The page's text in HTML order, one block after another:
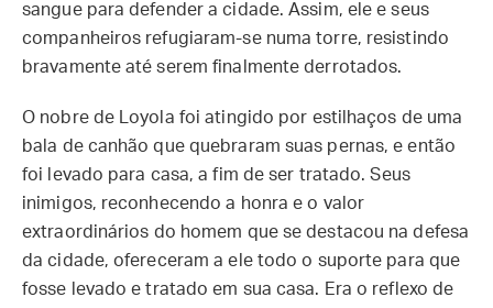
sangue para defender a cidade. Assim, ele e seus
companheiros refugiaram-se numa torre, resistindo
bravamente até serem finalmente derrotados.
O nobre de Loyola foi atingido por estilhaços de uma
bala de canhão que quebraram suas pernas, e então
foi levado para casa, a fim de ser tratado. Seus
inimigos, reconhecendo a honra e o valor
extraordinários do homem que se destacou na defesa
da cidade, ofereceram a ele todo o suporte para que
fosse levado e tratado em sua casa. Era o reflexo de